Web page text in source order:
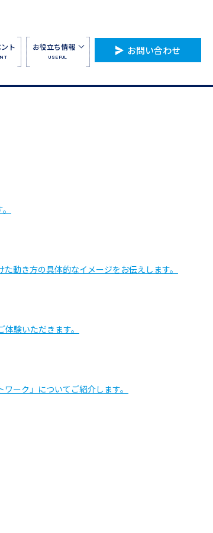
ト お役立ち情報
USEFUL
お問い合わせ
動き方の具体的なイメージをお伝えします。
験いただきます。
ーク」についてご紹介します。